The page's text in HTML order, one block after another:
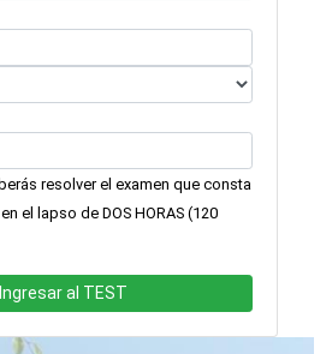
resolver el examen que consta
el lapso de DOS HORAS (120
Ingresar al TEST